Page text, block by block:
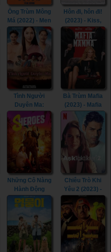
Ông Trùm Mông
Má (2022) - Men
of Plastic (2022)
Hôn đi, hôn đi!
(2023) - Kiss,
Kiss! (2023)
Tình Người
Duyên Ma:
Ngoại Truyện
(2023) - Tid Noi:
More Than True
Love (2023)
Bà Trùm Mafia
(2023) - Mafia
Mamma (2023)
Những Cô Nàng
Hành Động
(2023) -
Sheroes (2023)
Chiêu Trò Khi
Yêu 2 (2023) -
Love Tactics 2
(2023)